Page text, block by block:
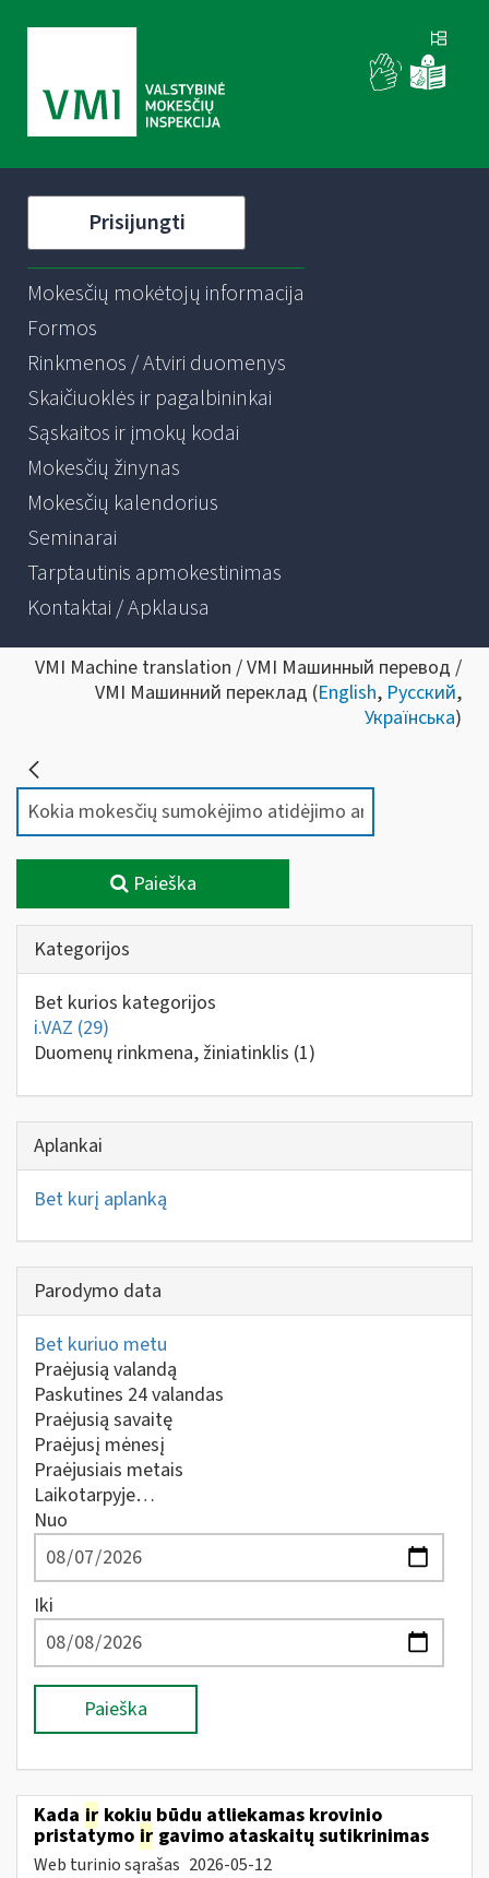
Prisijungti
Mokesčių mokėtojų informacija
Formos
Rinkmenos / Atviri duomenys
Skaičiuoklės ir pagalbininkai
Sąskaitos ir įmokų kodai
Mokesčių žinynas
Mokesčių kalendorius
Seminarai
Tarptautinis apmokestinimas
Kontaktai / Apklausa
VMI Machine translation / VMI Машинный перевод /
VMI Машинний переклад (English, Русский,
Українська)
Paieška
Kategorijos
Bet kurios kategorijos
i.VAZ (29)
Duomenų rinkmena, žiniatinklis (1)
Aplankai
Bet kurį aplanką
Parodymo data
Bet kuriuo metu
Praėjusią valandą
Paskutines 24 valandas
Praėjusią savaitę
Praėjusį mėnesį
Praėjusiais metais
Laikotarpyje…
Nuo
Iki
Paieška
Kada ir kokiu būdu atliekamas krovinio
pristatymo ir gavimo ataskaitų sutikrinimas
Web turinio sąrašas 2026-05-12